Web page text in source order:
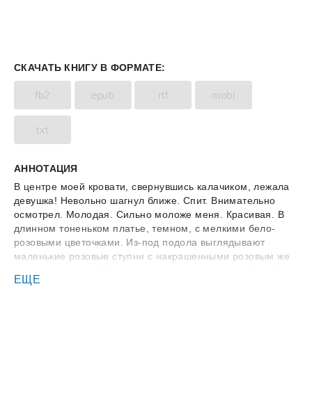
СКАЧАТЬ КНИГУ В ФОРМАТЕ:
fb2 epub rtf mobi
txt
АННОТАЦИЯ
В центре моей кровати, свернувшись калачиком, лежала
девушка! Невольно шагнул ближе. Спит. Внимательно
осмотрел. Молодая. Сильно моложе меня. Красивая. В
длинном тоненьком платье, темном, с мелкими бело-
розовыми цветочками. Из-под подола выглядывают
маленькие розовые ступни с накрашенными розовым же
вязаной кофтой. Завис на ее лице. Давно не видел таких
ЕЩЕ